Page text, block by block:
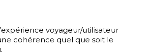
voyageur/utilisateur
cohérence quel que soit le